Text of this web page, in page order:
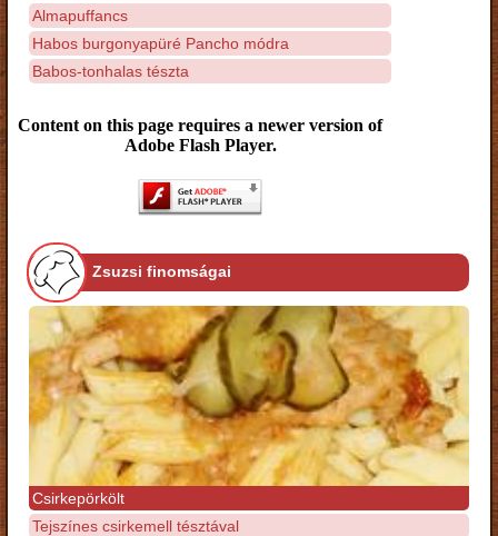
Almapuffancs
Habos burgonyapüré Pancho módra
Babos-tonhalas tészta
Content on this page requires a newer version of
Adobe Flash Player.
Zsuzsi finomságai
Csirkepörkölt
Tejszínes csirkemell tésztával